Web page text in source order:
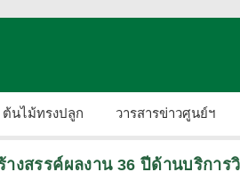
ต้นไม้ทรงปลูก วารสารข่าวศูนย์ฯ
ติดต่อเรา
งสรรค์ผลงาน 36 ปีด้านบริการ